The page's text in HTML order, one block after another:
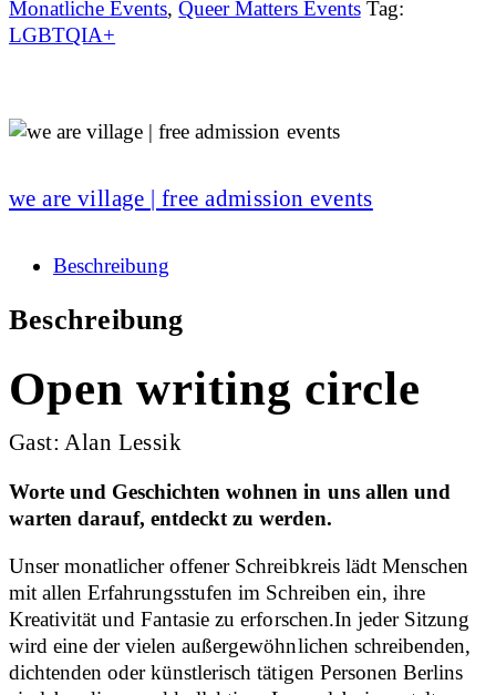
Monatliche Events,Queer Matters Events Tag:
LGBTQIA+
we are village | free admission events
Beschreibung
Beschreibung
Open writing circle
Gast: Alan Lessik
Worte und Geschichten wohnen in uns allen und
warten darauf, entdeckt zu werden.
Unser monatlicher offener Schreibkreis lädt Menschen
mit allen Erfahrungsstufen im Schreiben ein, ihre
Kreativität und Fantasie zu erforschen.In jeder Sitzung
wird eine der vielen außergewöhnlichen schreibenden,
dichtenden oder künstlerisch tätigen Personen Berlins